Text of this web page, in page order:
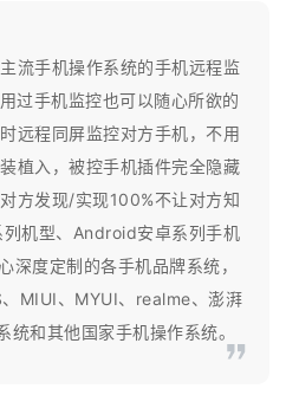
流手机操作系统的手机远程监
过手机监控也可以随心所欲的
远程同屏监控对方手机，不用
植入，被控手机插件完全隐藏
方发现/实现100%不让对方知
机型、Android安卓系列手机
深度定制的各手机品牌系统，
MIUI、MYUI、realme、澎湃
统和其他国家手机操作系统。